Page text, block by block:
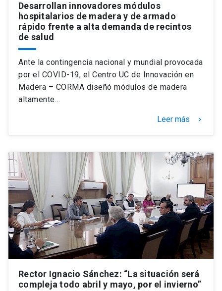
Desarrollan innovadores módulos
hospitalarios de madera y de armado
rápido frente a alta demanda de recintos
de salud
Ante la contingencia nacional y mundial provocada
por el COVID-19, el Centro UC de Innovación en
Madera – CORMA diseñó módulos de madera
altamente…
Leer más keyboard_arrow_right
Rector Ignacio Sánchez: “La situación será
compleja todo abril y mayo, por el invierno”